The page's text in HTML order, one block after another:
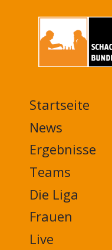
MAIN
NAVIGATION
FOOTER
Startseite
News
Ergebnisse
Teams
Die Liga
Frauen
Live